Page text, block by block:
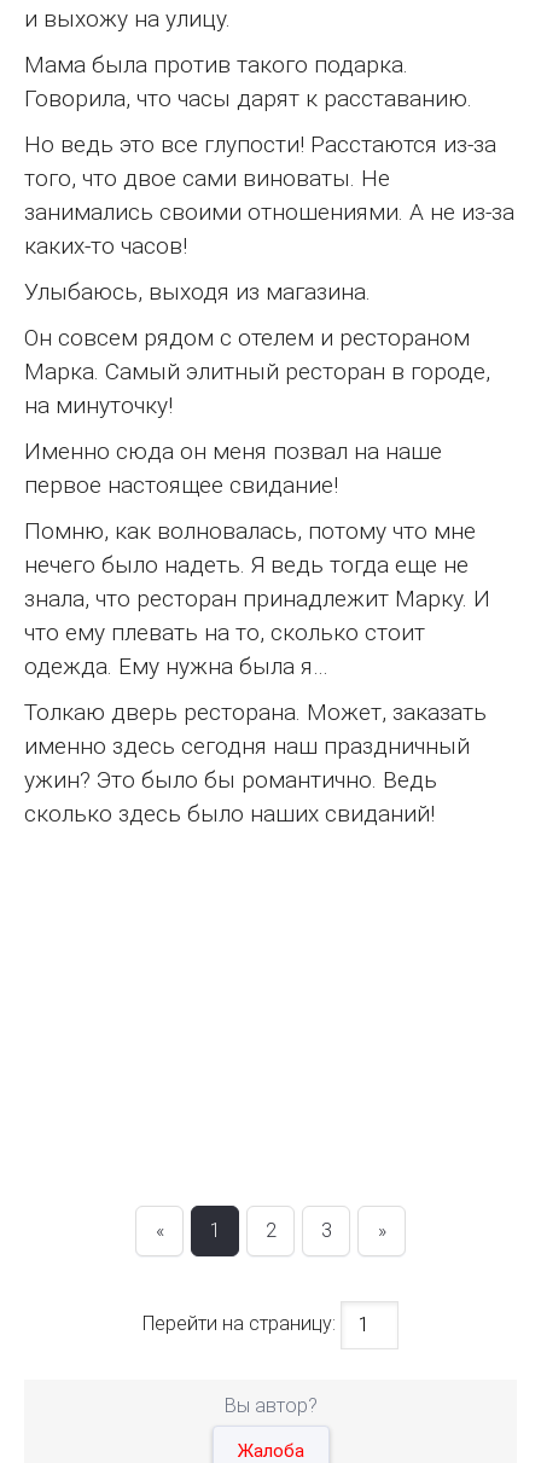
и выхожу на улицу.
Мама была против такого подарка.
Говорила, что часы дарят к расставанию.
Но ведь это все глупости! Расстаются из-за
того, что двое сами виноваты. Не
занимались своими отношениями. А не из-за
каких-то часов!
Улыбаюсь, выходя из магазина.
Он совсем рядом с отелем и рестораном
Марка. Самый элитный ресторан в городе,
на минуточку!
Именно сюда он меня позвал на наше
первое настоящее свидание!
Помню, как волновалась, потому что мне
нечего было надеть. Я ведь тогда еще не
знала, что ресторан принадлежит Марку. И
что ему плевать на то, сколько стоит
одежда. Ему нужна была я…
Толкаю дверь ресторана. Может, заказать
именно здесь сегодня наш праздничный
ужин? Это было бы романтично. Ведь
сколько здесь было наших свиданий!
« 1 2 3 »
Перейти на страницу:
Вы автор?
Жалоба